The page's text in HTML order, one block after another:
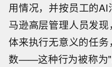
用情况，并按员工的
马逊高层管理人员发
体来执行无意义的任
数——这种行为被称为"